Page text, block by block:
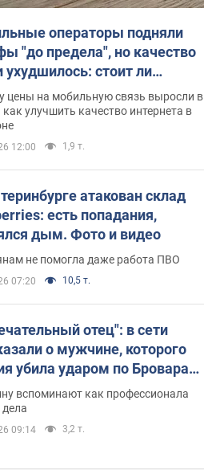
операторы подняли
"до предела", но качество
ухудшилось: стоит ли
на цены
цены на мобильную связь выросли в
улучшить качество интернета в
12:00 1,9 т.
атакован склад
есть попадания,
дым. Фото и видео
не помогла даже работа ПВО
07:20 10,5 т.
отец": в сети
о мужчине, которого
убила ударом по Броварам.
вспоминают как профессионала
дела
09:14 3,2 т.